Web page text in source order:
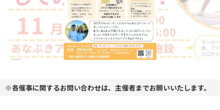
※各催事に関するお問い合わせは、主催者までお願いいたします。